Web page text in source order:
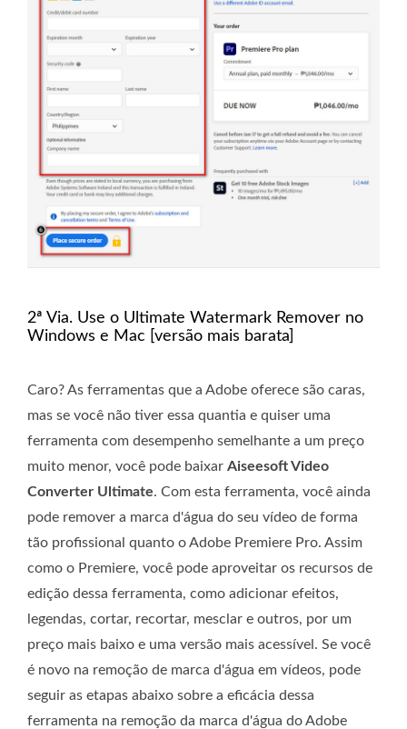
2ª Via. Use o Ultimate Watermark Remover no
Windows e Mac [versão mais barata]
Caro? As ferramentas que a Adobe oferece são caras,
mas se você não tiver essa quantia e quiser uma
ferramenta com desempenho semelhante a um preço
muito menor, você pode baixar Aiseesoft Video
Converter Ultimate. Com esta ferramenta, você ainda
pode remover a marca d'água do seu vídeo de forma
tão profissional quanto o Adobe Premiere Pro. Assim
como o Premiere, você pode aproveitar os recursos de
edição dessa ferramenta, como adicionar efeitos,
legendas, cortar, recortar, mesclar e outros, por um
preço mais baixo e uma versão mais acessível. Se você
é novo na remoção de marca d'água em vídeos, pode
seguir as etapas abaixo sobre a eficácia dessa
ferramenta na remoção da marca d'água do Adobe